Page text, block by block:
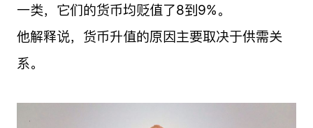
一类，它们的货币均贬值了8到9%。
他解释说，货币升值的原因主要取决于供需关
系。